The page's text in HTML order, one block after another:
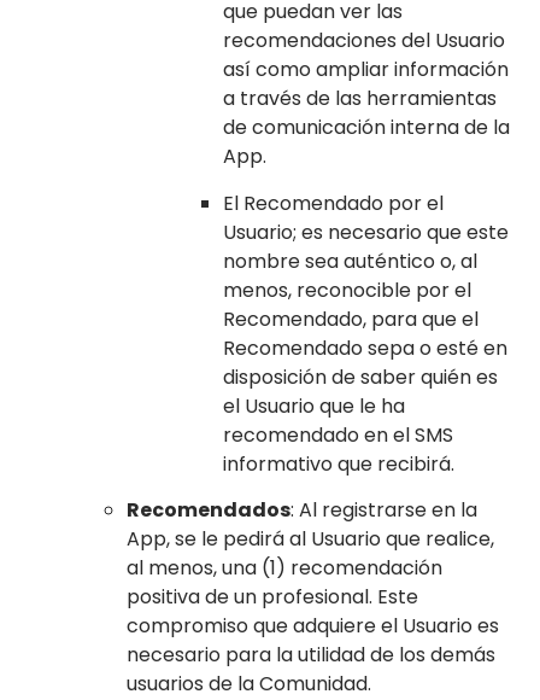
que puedan ver las
recomendaciones del Usuario
así como ampliar información
a través de las herramientas
de comunicación interna de la
App.
El Recomendado por el
Usuario; es necesario que este
nombre sea auténtico o, al
menos, reconocible por el
Recomendado, para que el
Recomendado sepa o esté en
disposición de saber quién es
el Usuario que le ha
recomendado en el SMS
informativo que recibirá.
Recomendados: Al registrarse en la
App, se le pedirá al Usuario que realice,
al menos, una (1) recomendación
positiva de un profesional. Este
compromiso que adquiere el Usuario es
necesario para la utilidad de los demás
usuarios de la Comunidad.